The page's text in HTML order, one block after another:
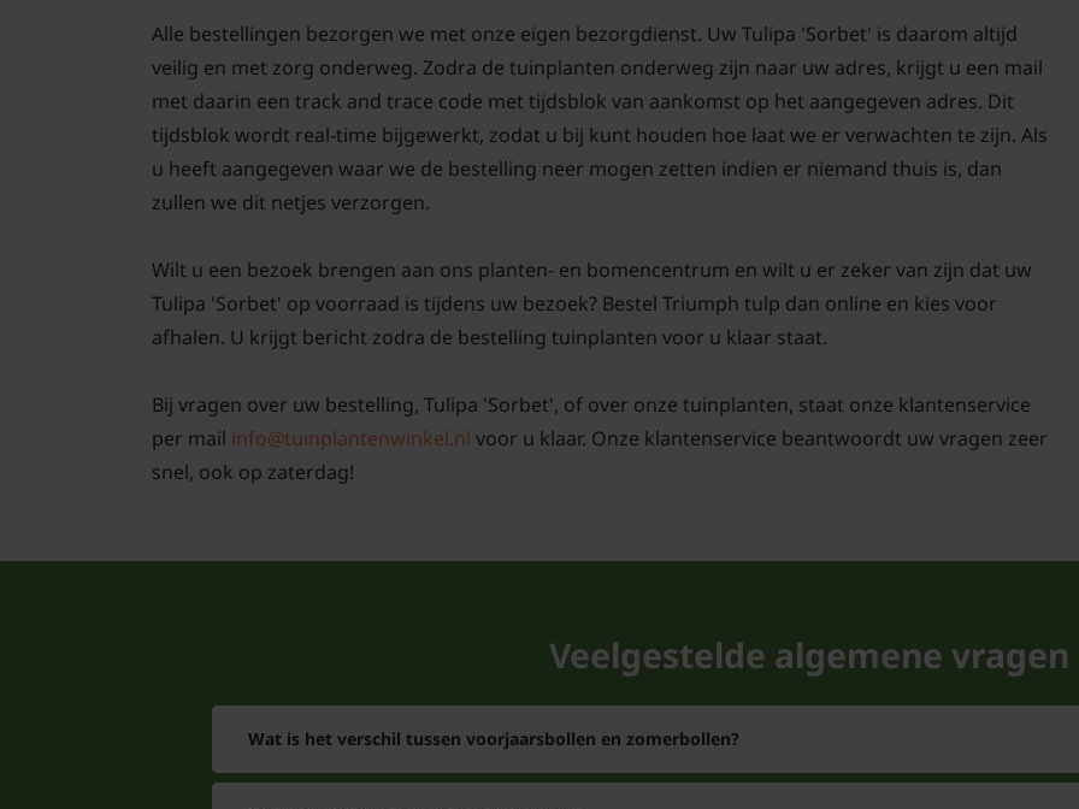
worden weer
verwilderen
standplaats en bij
Zonnig, voedingsrijke
belangrijkste pijlers.
Veelgestelde
tweekleurige
Deze tulp zorgt voor
Deze tulp kan zeker
mix tulpen en
behoort wel tot de
gemakkelijk met
Alle bestellingen bezorgen we met onze eigen bezorgdienst. Uw Tulipa 'Sorbet' is daarom altijd
veilig en met zorg onderweg. Zodra de tuinplanten onderweg zijn naar uw adres, krijgt u een mail
met daarin een track and trace code met tijdsblok van aankomst op het aangegeven adres. Dit
tijdsblok wordt real-time bijgewerkt, zodat u bij kunt houden hoe laat we er verwachten te zijn. Als
u heeft aangegeven waar we de bestelling neer mogen zetten indien er niemand thuis is, dan
zullen we dit netjes verzorgen.
Wilt u een bezoek brengen aan ons planten- en bomencentrum en wilt u er zeker van zijn dat uw
Tulipa 'Sorbet' op voorraad is tijdens uw bezoek? Bestel Triumph tulp dan online en kies voor
afhalen. U krijgt bericht zodra de bestelling tuinplanten voor u klaar staat.
Bij vragen over uw bestelling, Tulipa 'Sorbet', of over onze tuinplanten, staat onze klantenservice
per mail info@tuinplantenwinkel.nl voor u klaar. Onze klantenservice beantwoordt uw vragen zeer
snel, ook op zaterdag!
Veelgestelde algemene vragen
Wat is het verschil tussen voorjaarsbollen en zomerbollen?